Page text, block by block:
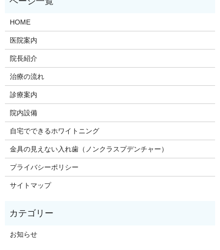
HOME
医院案内
院長紹介
治療の流れ
診療案内
院内設備
自宅でできるホワイトニング
金具の見えない入れ歯（ノンクラスプデンチャー）
プライバシーポリシー
サイトマップ
お知らせ